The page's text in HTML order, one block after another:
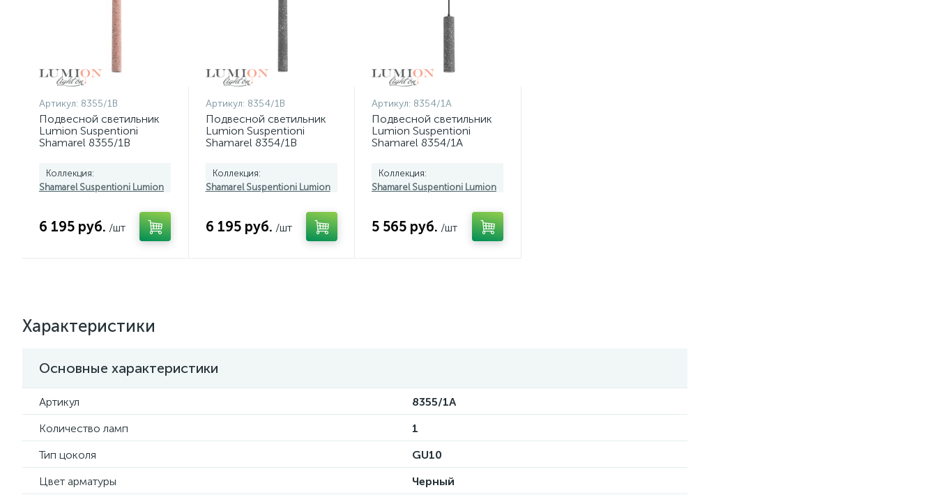
Артикул: 8355/1B
Подвесной светильник
Lumion Suspentioni
Shamarel 8355/1B
Коллекция:
Shamarel Suspentioni Lumion
6 195 руб. /шт
Артикул: 8354/1B
Подвесной светильник
Lumion Suspentioni
Shamarel 8354/1B
Коллекция:
Shamarel Suspentioni Lumion
6 195 руб. /шт
Артикул: 8354/1A
Подвесной светильник
Lumion Suspentioni
Shamarel 8354/1A
Коллекция:
Shamarel Suspentioni Lumion
5 565 руб. /шт
Характеристики
Основные характеристики
Артикул
8355/1A
Количество ламп
1
Тип цоколя
GU10
Цвет арматуры
Черный